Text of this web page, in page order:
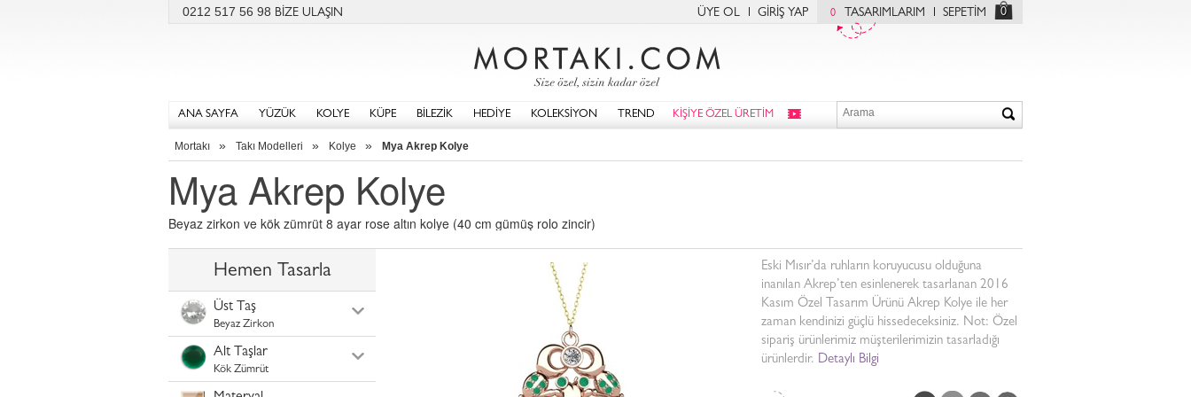
0212 517 56 98 BİZE ULAŞIN ÜYE OL GİRİŞ YAP 0 TASARIMLARIM SEPETİM 0
ANA SAYFA YÜZÜK KOLYE KÜPE BİLEZİK HEDİYE KOLEKSİYON TREND KİŞİYE ÖZEL ÜRETİM
Mortakı » Takı Modelleri » Kolye » Mya Akrep Kolye
Mya Akrep Kolye
Beyaz zirkon ve kök zümrüt 8 ayar rose altın kolye (40 cm gümüş rolo zincir)
Hemen Tasarla
Üst Taş
Beyaz Zirkon
Alt Taşlar
Kök Zümrüt
Eski Mısır’da ruhların koruyucusu olduğuna
inanılan Akrep’ten esinlenerek tasarlanan 2016
Kasım Özel Tasarım Ürünü Akrep Kolye ile her
zaman kendinizi güçlü hissedeceksiniz. Not: Özel
sipariş ürünlerimiz müşterilerimizin tasarladığı
ürünlerdir. Detaylı Bilgi